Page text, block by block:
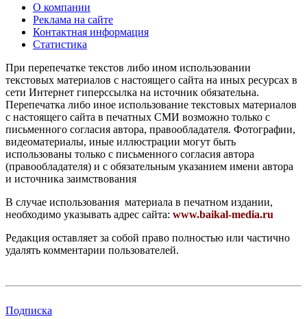
О компании
Реклама на сайте
Контактная информация
Статистика
При перепечатке текстов либо ином использовании
текстовых материалов с настоящего сайта на иных ресурсах в
сети Интернет гиперссылка на источник обязательна.
Перепечатка либо иное использование текстовых материалов
с настоящего сайта в печатных СМИ возможно только с
письменного согласия автора, правообладателя. Фотографии,
видеоматериалы, иные иллюстрации могут быть
использованы только с письменного согласия автора
(правообладателя) и с обязательным указанием имени автора
и источника заимствования
В случае использования материала в печатном издании,
необходимо указывать адрес сайта: www.baikal-media.ru
Редакция оставляет за собой право полностью или частично
удалять комментарии пользователей.
Подписка